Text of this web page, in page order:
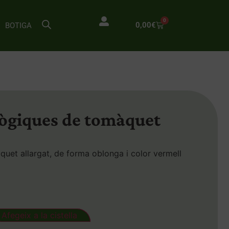
BOTIGA 0,00€
0
de tomàquet
allargat, de forma oblonga i color vermell
Afegeix a la cistella